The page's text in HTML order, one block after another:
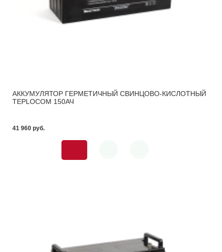
АККУМУЛЯТОР ГЕРМЕТИЧНЫЙ СВИНЦОВО-КИСЛОТНЫЙ
TEPLOCOM 150АЧ
41 960 pуб.